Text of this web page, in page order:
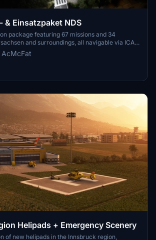
& Einsatzpaket NDS
package featuring 67 missions and 34
and surroundings, all navigable via ICAO
with improvements and new content are
are required for full functionality.
rescue scenarios in Microsoft Flight Simulator.
Helipads + Emergency Scenery
of new helipads in the Innsbruck region,